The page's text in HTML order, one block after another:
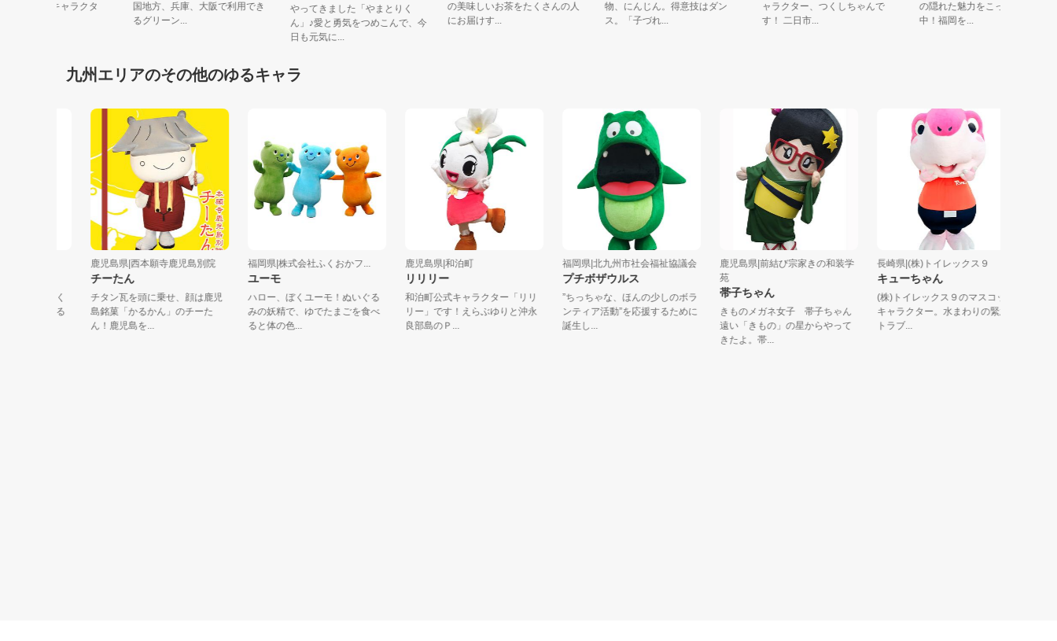
ーのマスコットキャラクタ
国地方、兵庫、大阪で利用でき
るグリーン...
やってきました「やまとりく
ん」♪愛と勇気をつめこんで、今
日も元気に...
の美味しいお茶をたくさんの人
にお届けす...
物、にんじん。得意技はダン
ス。「子づれ...
ャラクター、つくしちゃんで
す！ 二日市...
の隠れた魅力をこっそり探
中！福岡を...
九州エリアのその他のゆるキャラ
鹿児島県|西本願寺鹿児島別院
チーたん
チタン瓦を頭に乗せ、顔は鹿児
島銘菓「かるかん」のチーた
ん！鹿児島を...
福岡県|株式会社ふくおかフ...
ユーモ
ハロー、ぼくユーモ！ぬいぐる
みの妖精で、ゆでたまごを食べ
ると体の色...
鹿児島県|和泊町
リリリー
和泊町公式キャラクター「リリ
リー」です！えらぶゆりと沖永
良部島のＰ...
福岡県|北九州市社会福祉協議会
プチボザウルス
”ちっちゃな、ほんの少しのボラ
ンティア活動”を応援するために
誕生し...
鹿児島県|前結び宗家きの和装学
帯子ちゃん
きものメガネ女子 帯子ちゃん
遠い「きもの」の星からやって
きたよ。帯...
長崎県|(株)トイレックス９
キューちゃん
(株)トイレックス９のマスコット
キャラクター。水まわりの緊急
トラブ...